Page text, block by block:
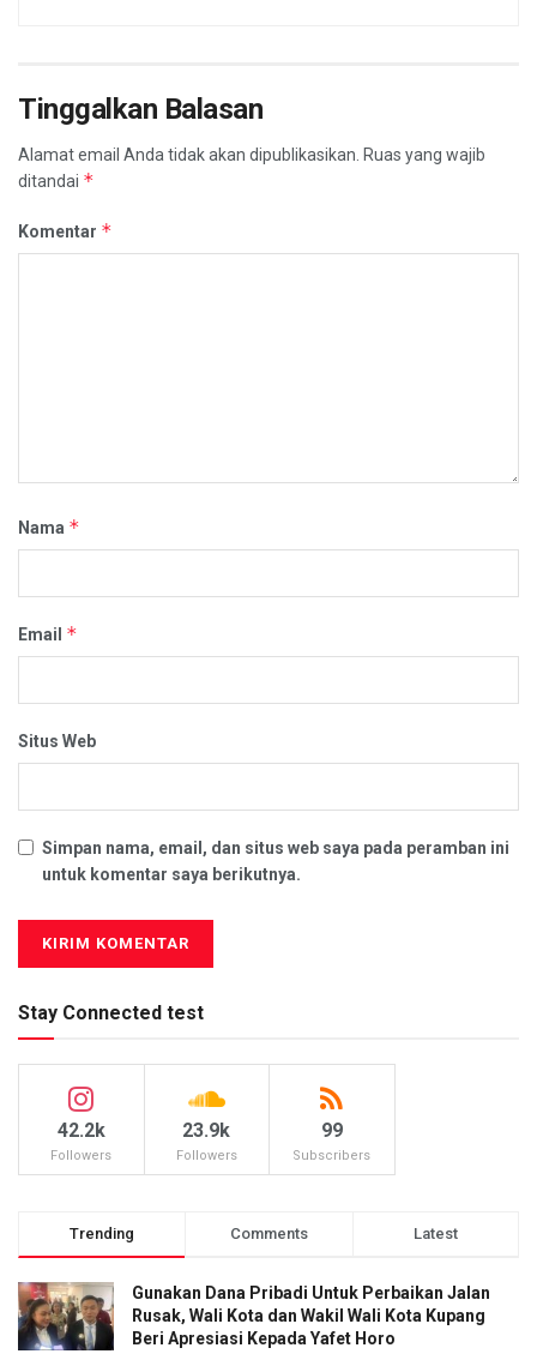
Tinggalkan Balasan
Alamat email Anda tidak akan dipublikasikan. Ruas yang wajib
ditandai *
Komentar *
Nama *
Email *
Situs Web
Simpan nama, email, dan situs web saya pada peramban ini
untuk komentar saya berikutnya.
Stay Connected test
42.2k
Followers
23.9k
Followers
99
Subscribers
Trending Comments Latest
Gunakan Dana Pribadi Untuk Perbaikan Jalan
Rusak, Wali Kota dan Wakil Wali Kota Kupang
Beri Apresiasi Kepada Yafet Horo